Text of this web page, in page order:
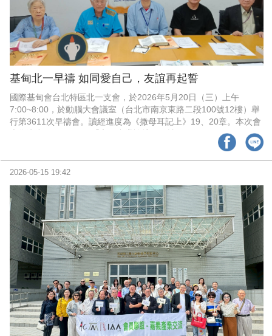
基甸北一早禱 如同愛自己，友誼再起誓
國際基甸會台北特區北一支會，於2026年5月20日（三）上午
7:00~8:00，於動腦大會議室（台北市南京東路二段100號12樓）舉
行第3611次早禱會。讀經進度為《撒母耳記上》19、20章。本次會
也為澎湖05/26（二）「和平產業論壇」代禱。
2026-05-15 19:42